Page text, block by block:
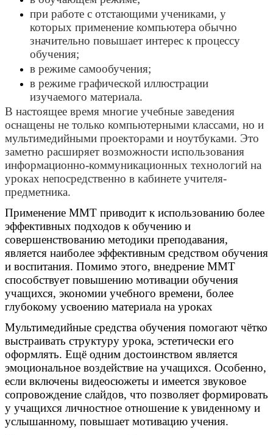
при работе с отстающими учениками, у
которых применение компьютера обычно
значительно повышает интерес к процессу
обучения;
в режиме самообучения;
в режиме графической иллюстрации
изучаемого материала.
В настоящее время многие учебные заведения
оснащены не только компьютерными классами, но и
мультимедийными проекторами и ноутбуками. Это
заметно расширяет возможности использования
информационно-коммуникационных технологий на
уроках непосредственно в кабинете учителя-
предметника.
Применение ММТ приводит к использованию более
эффективных подходов к обучению и
совершенствованию методики преподавания,
является наиболее эффективным средством обучения
и воспитания. Помимо этого, внедрение ММТ
способствует повышению мотивации обучения
учащихся, экономии учебного времени, более
глубокому усвоению материала на уроках
Мультимедийные средства обучения помогают чётко
выстраивать структуру урока, эстетически его
оформлять. Ещё одним достоинством является
эмоциональное воздействие на учащихся. Особенно,
если включены видеосюжеты и имеется звуковое
сопровождение слайдов, что позволяет формировать
у учащихся личностное отношение к увиденному и
услышанному, повышает мотивацию учения.